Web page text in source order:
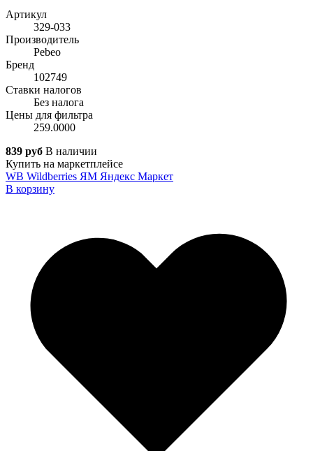
Артикул
329-033
Производитель
Pebeo
Бренд
102749
Ставки налогов
Без налога
Цены для фильтра
259.0000
839 руб В наличии
Купить на маркетплейсе
WB Wildberries ЯМ Яндекс Маркет
В корзину